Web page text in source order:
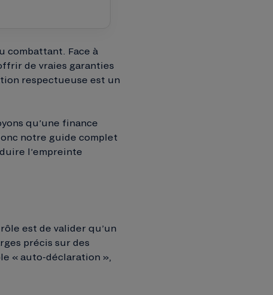
combattant. Face à
de vraies garanties
respectueuse est un
qu’une finance
notre guide complet
l’empreinte
est de valider qu’un
précis sur des
« auto-déclaration »,